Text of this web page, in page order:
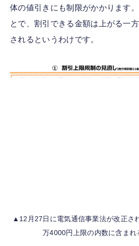
体の値引きにも制限がかかります
とで、割引できる金額は上がる一
されるというわけです。
▲12月27日に電気通信事業法が改正さ
万4000円上限の内数に含まれ